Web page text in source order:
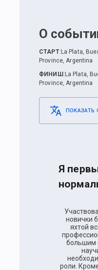
О
СТАРТ: La Plata,
Province, Argentina
ФИНИШ : La Plata,
Province, Argentina
ПОКАЗАТЬ
Я
новички
яхтой
большим
роли.